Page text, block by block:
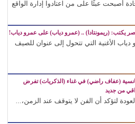
أصبحت عبئًا على من اعتادوا إدارة الواقع
يكتب: (ريمونتادا) .. (عمرو دياب) على عمرو دياب!
دياب الأغنية التي تتحول إلى عنوان للصيف
(عفاف راضي) في غناء (الذكريات) تفرض
من جديد
لتؤكد أن الفن لا يتوقف عند الزمن،...